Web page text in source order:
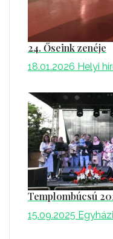
24. Őseink zenéje
18.01.2026 Helyi
Templombúcsú
15.09.2025